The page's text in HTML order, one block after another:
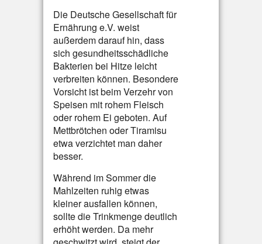
Die Deutsche Gesellschaft für
Ernährung e.V. weist
außerdem darauf hin, dass
sich gesundheitsschädliche
Bakterien bei Hitze leicht
verbreiten können. Besondere
Vorsicht ist beim Verzehr von
Speisen mit rohem Fleisch
oder rohem Ei geboten. Auf
Mettbrötchen oder Tiramisu
etwa verzichtet man daher
besser.
Während im Sommer die
Mahlzeiten ruhig etwas
kleiner ausfallen können,
sollte die Trinkmenge deutlich
erhöht werden. Da mehr